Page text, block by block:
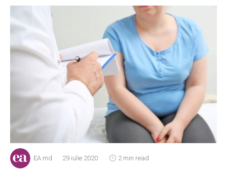
EA.md 29 iulie 2020 2 min read